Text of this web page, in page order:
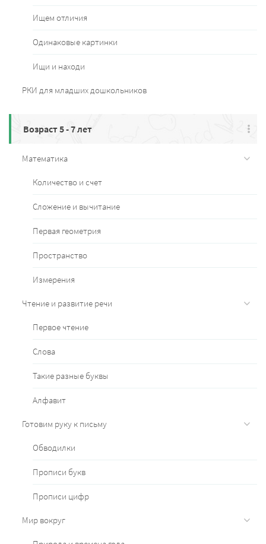
Ищем отличия
Одинаковые картинки
Ищи и находи
РКИ для младших дошкольников
Возраст 5 - 7 лет
Математика
Количество и счет
Сложение и вычитание
Первая геометрия
Пространство
Измерения
Чтение и развитие речи
Первое чтение
Слова
Такие разные буквы
Алфавит
Готовим руку к письму
Обводилки
Прописи букв
Прописи цифр
Мир вокруг